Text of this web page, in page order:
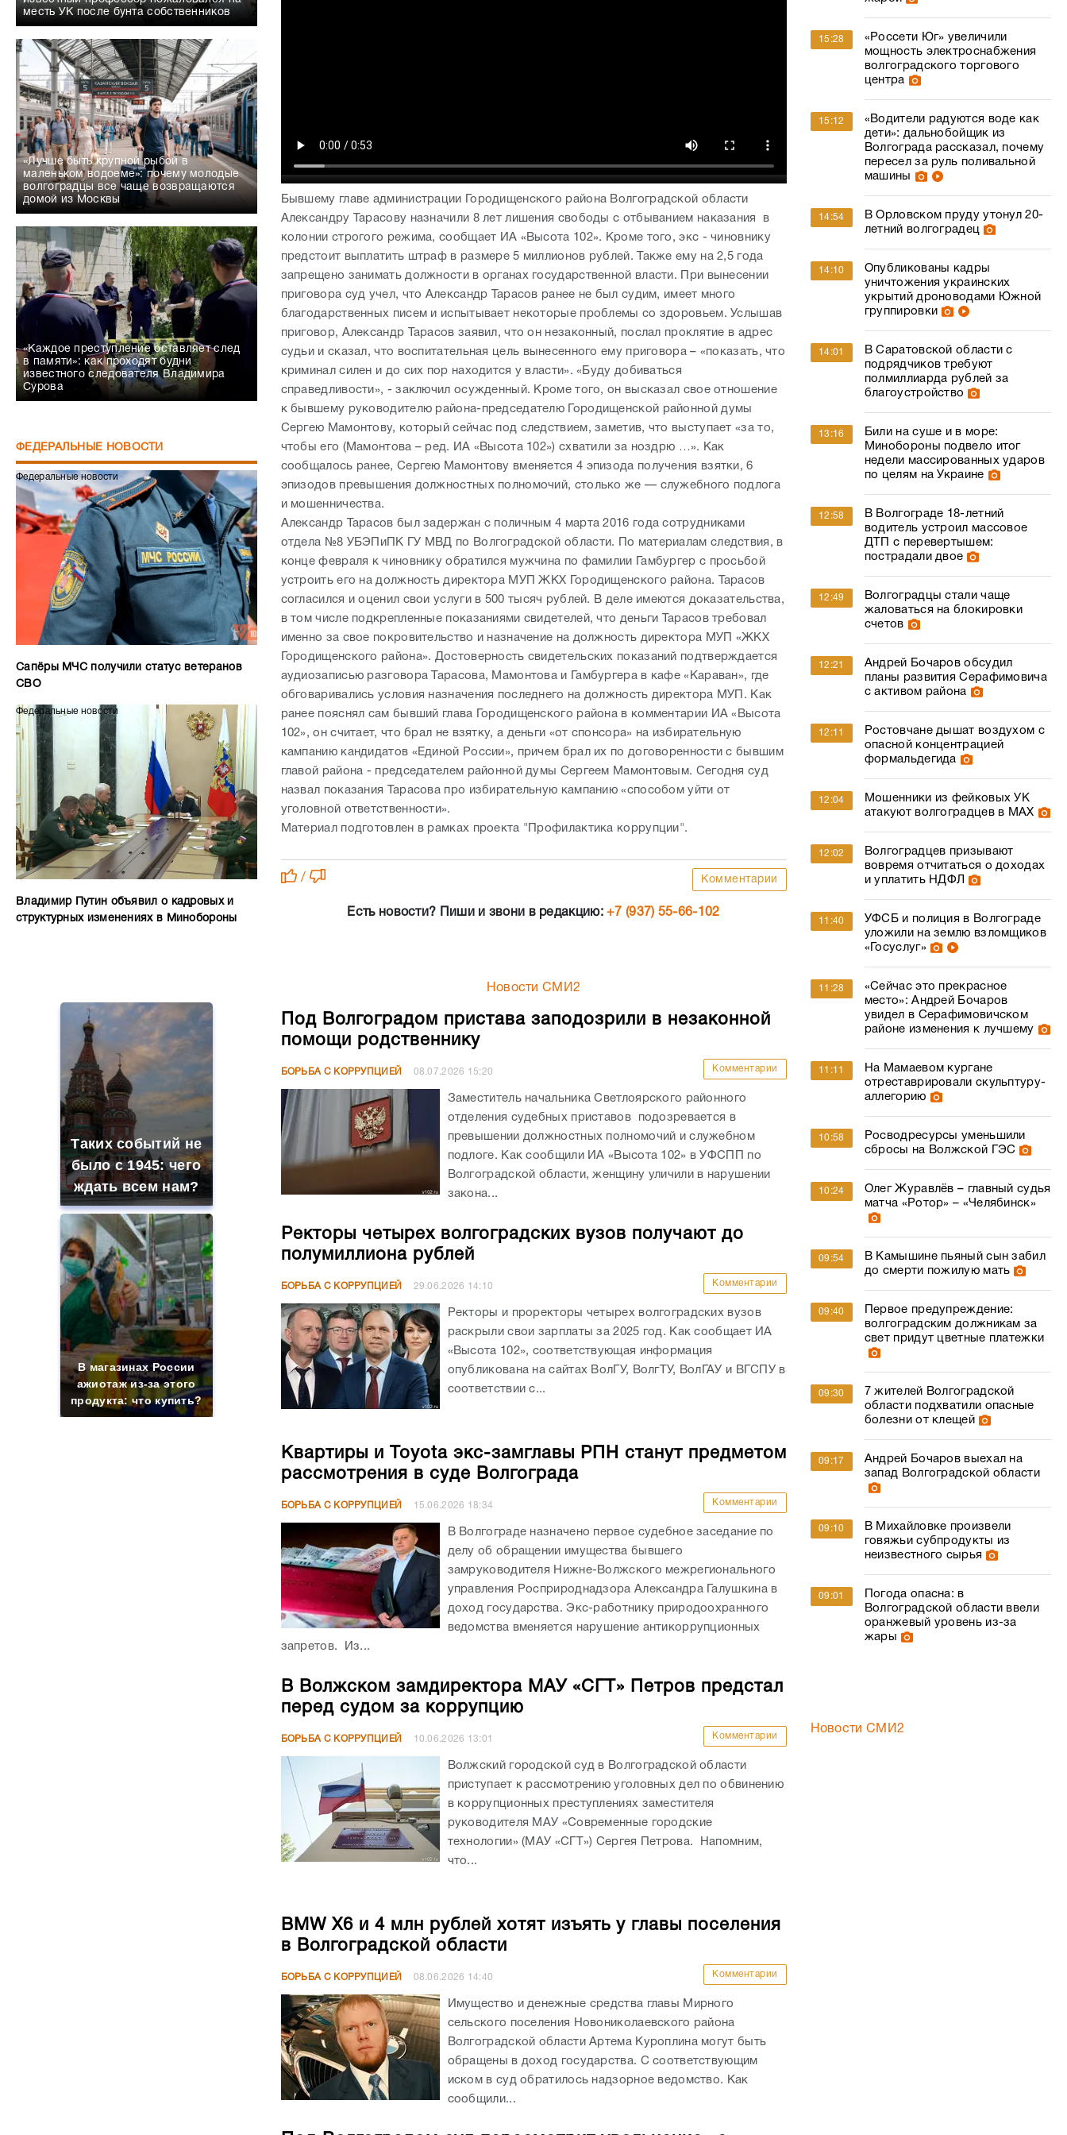
месть УК после бунта собственников
«Лучше быть крупной рыбой в
маленьком водоеме»: почему молодые
волгоградцы все чаще возвращаются
домой из Москвы
«Каждое преступление оставляет след
в памяти»: как проходят будни
известного следователя Владимира
Сурова
ФЕДЕРАЛЬНЫЕ НОВОСТИ
Федеральные новости
Сапёры МЧС получили статус ветеранов
СВО
Федеральные новости
Владимир Путин объявил о кадровых и
структурных изменениях в Минобороны
Таких событий не
было с 1945: чего
ждать всем нам?
В магазинах России
ажиотаж из-за этого
продукта: что купить?
Бывшему главе администрации Городищенского района Волгоградской области
Александру Тарасову назначили 8 лет лишения свободы с отбыванием наказания в
колонии строгого режима, сообщает ИА «Высота 102». Кроме того, экс - чиновнику
предстоит выплатить штраф в размере 5 миллионов рублей. Также ему на 2,5 года
запрещено занимать должности в органах государственной власти. При вынесении
приговора суд учел, что Александр Тарасов ранее не был судим, имеет много
благодарственных писем и испытывает некоторые проблемы со здоровьем. Услышав
приговор, Александр Тарасов заявил, что он незаконный, послал проклятие в адрес
судьи и сказал, что воспитательная цель вынесенного ему приговора – «показать, что
криминал силен и до сих пор находится у власти». «Буду добиваться
справедливости», - заключил осужденный. Кроме того, он высказал свое отношение
к бывшему руководителю района-председателю Городищенской районной думы
Сергею Мамонтову, который сейчас под следствием, заметив, что выступает «за то,
чтобы его (Мамонтова – ред. ИА «Высота 102») схватили за ноздрю …». Как
сообщалось ранее, Сергею Мамонтову вменяется 4 эпизода получения взятки, 6
эпизодов превышения должностных полномочий, столько же — служебного подлога
и мошенничества.
Александр Тарасов был задержан с поличным 4 марта 2016 года сотрудниками
отдела №8 УБЭПиПК ГУ МВД по Волгоградской области. По материалам следствия, в
конце февраля к чиновнику обратился мужчина по фамилии Гамбургер с просьбой
устроить его на должность директора МУП ЖКХ Городищенского района. Тарасов
согласился и оценил свои услуги в 500 тысяч рублей. В деле имеются доказательства,
в том числе подкрепленные показаниями свидетелей, что деньги Тарасов требовал
именно за свое покровительство и назначение на должность директора МУП «ЖКХ
Городищенского района». Достоверность свидетельских показаний подтверждается
аудиозаписью разговора Тарасова, Мамонтова и Гамбургера в кафе «Караван», где
обговаривались условия назначения последнего на должность директора МУП. Как
ранее пояснял сам бывший глава Городищенского района в комментарии ИА «Высота
102», он считает, что брал не взятку, а деньги «от спонсора» на избирательную
кампанию кандидатов «Единой России», причем брал их по договоренности с бывшим
главой района - председателем районной думы Сергеем Мамонтовым. Сегодня суд
назвал показания Тарасова про избирательную кампанию «способом уйти от
уголовной ответственности».
Материал подготовлен в рамках проекта "Профилактика коррупции".
/ Комментарии
Есть новости? Пиши и звони в редакцию:+7 (937) 55-66-102
Новости СМИ2
Под Волгоградом пристава заподозрили в незаконной
помощи родственнику
БОРЬБА С КОРРУПЦИЕЙ 08.07.2026 15:20 Комментарии
Заместитель начальника Светлоярского районного
отделения судебных приставов подозревается в
превышении должностных полномочий и служебном
подлоге. Как сообщили ИА «Высота 102» в УФСПП по
Волгоградской области, женщину уличили в нарушении
закона...
Ректоры четырех волгоградских вузов получают до
полумиллиона рублей
БОРЬБА С КОРРУПЦИЕЙ 29.06.2026 14:10 Комментарии
Ректоры и проректоры четырех волгоградских вузов
раскрыли свои зарплаты за 2025 год. Как сообщает ИА
«Высота 102», соответствующая информация
опубликована на сайтах ВолГУ, ВолгТУ, ВолГАУ и ВГСПУ в
соответствии с...
Квартиры и Toyota экс-замглавы РПН станут предметом
рассмотрения в суде Волгограда
БОРЬБА С КОРРУПЦИЕЙ 15.06.2026 18:34 Комментарии
В Волгограде назначено первое судебное заседание по
делу об обращении имущества бывшего
замруководителя Нижне-Волжского межрегионального
управления Росприроднадзора Александра Галушкина в
доход государства. Экс-работнику природоохранного
ведомства вменяется нарушение антикоррупционных
запретов. Из...
В Волжском замдиректора МАУ «СГТ» Петров предстал
перед судом за коррупцию
БОРЬБА С КОРРУПЦИЕЙ 10.06.2026 13:01 Комментарии
Волжский городской суд в Волгоградской области
приступает к рассмотрению уголовных дел по обвинению
в коррупционных преступлениях заместителя
руководителя МАУ «Современные городские
технологии» (МАУ «СГТ») Сергея Петрова. Напомним,
что...
BMW X6 и 4 млн рублей хотят изъять у главы поселения
в Волгоградской области
БОРЬБА С КОРРУПЦИЕЙ 08.06.2026 14:40 Комментарии
Имущество и денежные средства главы Мирного
сельского поселения Новониколаевского района
Волгоградской области Артема Куроплина могут быть
обращены в доход государства. С соответствующим
иском в суд обратилось надзорное ведомство. Как
сообщили...
15:28
«Россети Юг» увеличили
мощность электроснабжения
волгоградского торгового
центра
15:12
«Водители радуются воде как
дети»: дальнобойщик из
Волгограда рассказал, почему
пересел за руль поливальной
машины
14:54
В Орловском пруду утонул 20-
летний волгоградец
14:10
Опубликованы кадры
уничтожения украинских
укрытий дроноводами Южной
группировки
14:01
В Саратовской области с
подрядчиков требуют
полмиллиарда рублей за
благоустройство
13:16
Били на суше и в море:
Минобороны подвело итог
недели массированных ударов
по целям на Украине
12:58
В Волгограде 18-летний
водитель устроил массовое
ДТП с перевертышем:
пострадали двое
12:49
Волгоградцы стали чаще
жаловаться на блокировки
счетов
12:21
Андрей Бочаров обсудил
планы развития Серафимовича
с активом района
12:11
Ростовчане дышат воздухом с
опасной концентрацией
формальдегида
12:04
Мошенники из фейковых УК
атакуют волгоградцев в МАХ
12:02
Волгоградцев призывают
вовремя отчитаться о доходах
и уплатить НДФЛ
11:40
УФСБ и полиция в Волгограде
уложили на землю взломщиков
«Госуслуг»
11:28
«Сейчас это прекрасное
место»: Андрей Бочаров
увидел в Серафимовичском
районе изменения к лучшему
11:11
На Мамаевом кургане
отреставрировали скульптуру-
аллегорию
10:58
Росводресурсы уменьшили
сбросы на Волжской ГЭС
10:24
Олег Журавлёв – главный судья
матча «Ротор» – «Челябинск»
09:54
В Камышине пьяный сын забил
до смерти пожилую мать
09:40
Первое предупреждение:
волгоградским должникам за
свет придут цветные платежки
09:30
7 жителей Волгоградской
области подхватили опасные
болезни от клещей
09:17
Андрей Бочаров выехал на
запад Волгоградской области
09:10
В Михайловке произвели
говяжьи субпродукты из
неизвестного сырья
09:01
Погода опасна: в
Волгоградской области ввели
оранжевый уровень из-за
жары
Новости СМИ2